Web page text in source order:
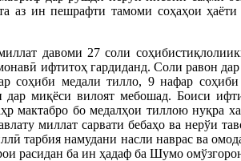
аз ин пешрафти тамоми соҳаҳои
давоми 27 соли
ифтитоҳ гардиданд. Соли равон
соҳиби медали тилло, 9 нафар
миқёси вилоят мебошад. Боиси
мактабро бо медалҳои тиллою нуқра
миллат сарвати бебаҳо ва нерўи
тарбия намудани насли наврас ва
расидан ба ин ҳадаф ба Шумо